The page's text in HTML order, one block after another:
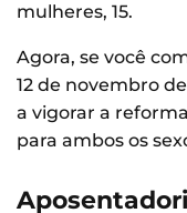
mulheres, 15.
Agora, se você
12 de novembro
a vigorar a
para ambos os